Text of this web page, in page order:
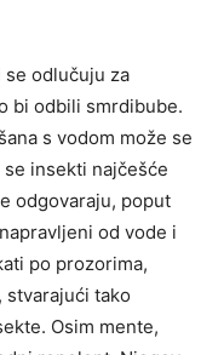
odlučuju za
bi odbili smrdibube.
s vodom može se
insekti najčešće
odgovaraju, poput
od vode i
po prozorima,
stvarajući tako
Osim mente,